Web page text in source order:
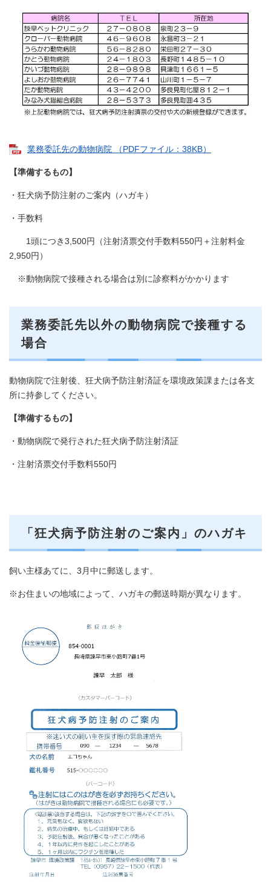
業務委託先の動物病院 （PDFファイル：38KB）
【準備するもの】
・狂犬病予防注射のご案内（ハガキ）
・手数料
1頭につき3,500円（注射済票交付手数料550円＋注射料金
2,950円）
※動物病院で接種される場合は別に診察料がかかります
業務委託先以外の動物病院で接種する
場合
動物病院で​注射後、狂犬病予防注射済証を環境政策課または各支
所に持参してください。
【準備するもの】
・動物病院で発行された狂犬病予防注射済証
・注射済票交付手数料550円
「狂犬病予防注射のご案内」のハガキ
飼い主様あてに、3月中に郵送します。
※お住まいの地域によって、ハガキの郵送時期が異なります。